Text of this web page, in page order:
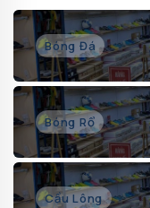
Bóng Đá
Bóng Rổ
Cầu Lông